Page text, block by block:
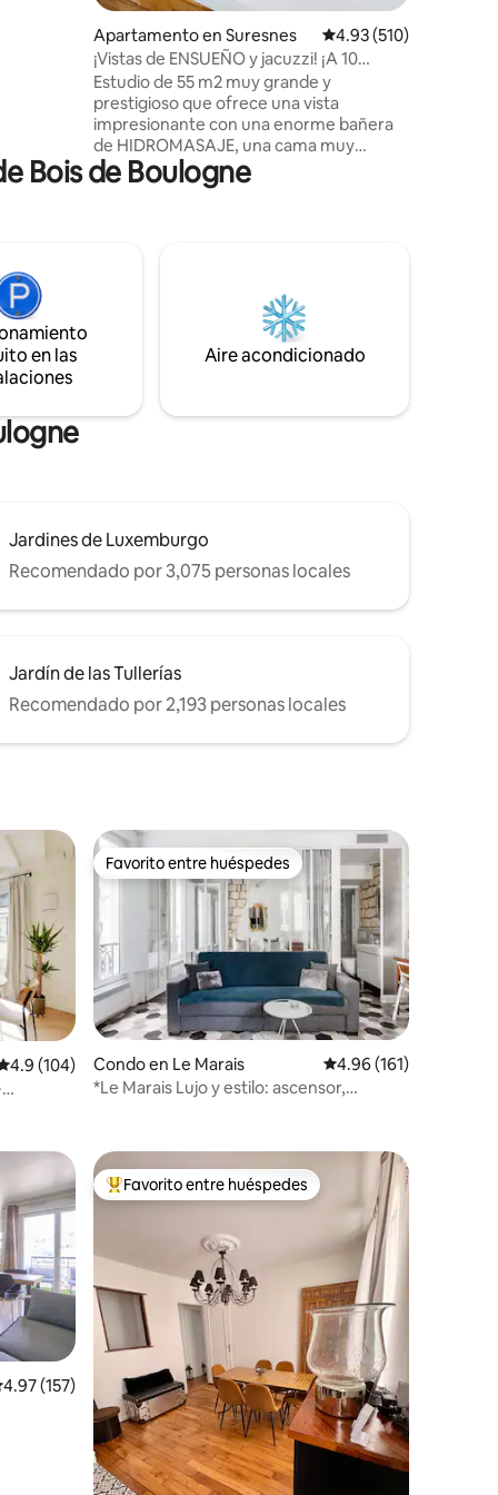
Apartamento en Suresnes Calificación promedio:
4.93 (510)
¡Vistas de ENSUEÑO y jacuzzi! ¡A 10
minutos del centro de París!
Estudio de 55 m2 muy grande y
prestigioso que ofrece una vista
impresionante con una enorme bañera
de HIDROMASAJE, una cama muy
grande y una ducha italiana. Situado en
una zona tranquila y segura a 10 minutos
Viene con pétalos de rosas, velas
colocadas en forma de corazón en la
cama (se puede añadir un cartel de Feliz
Cumpleaños) y por 175 € viene con una
Bois de Boulogne
en las
Aire acondicionado
Jardines de Luxemburgo
Recomendado por 3,075 personas locales
Jardín de las Tullerías
Recomendado por 2,193 personas locales
promedio: 4.9 de 5, 104 reseñas
4.9 (104)
Favorito entre huéspedes
Favorito entre huéspedes
Condo en Le Marais Calificación promedio:
4.96 (161)
*Le Marais Lujo y estilo: ascensor,
promedio: 4.97 de 5, 157 reseñas
4.97 (157)
Favorito entre huéspedes preferido
Favorito entre huéspedes